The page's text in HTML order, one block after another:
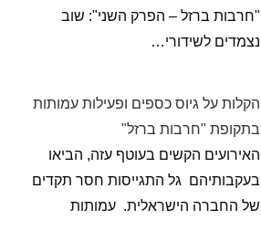
"חרבות ברזל – הפרק השני": שוב
נצמדים לשידורי…
הקלות על גיוס כספים ופעילות עמותות
בתקופת "חרבות ברזל"
האירועים הקשים בעוטף עזה, הביאו
בעקבותיהם גל התגייסות חסר תקדים
של החברה הישראלית. עמותות